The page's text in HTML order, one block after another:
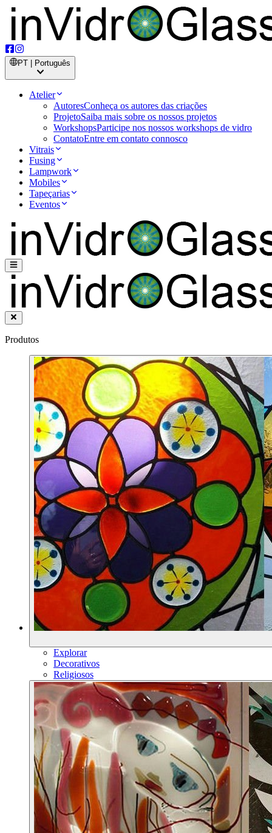
PT | Português
Atelier
AutoresConheça os autores das criações
ProjetoSaiba mais sobre os nossos projetos
WorkshopsParticipe nos nossos workshops de vidro
ContatoEntre em contato connosco
Vitrais
Fusing
Lampwork
Mobiles
Tapeçarias
Eventos
Produtos
Explorar
Decorativos
Religiosos